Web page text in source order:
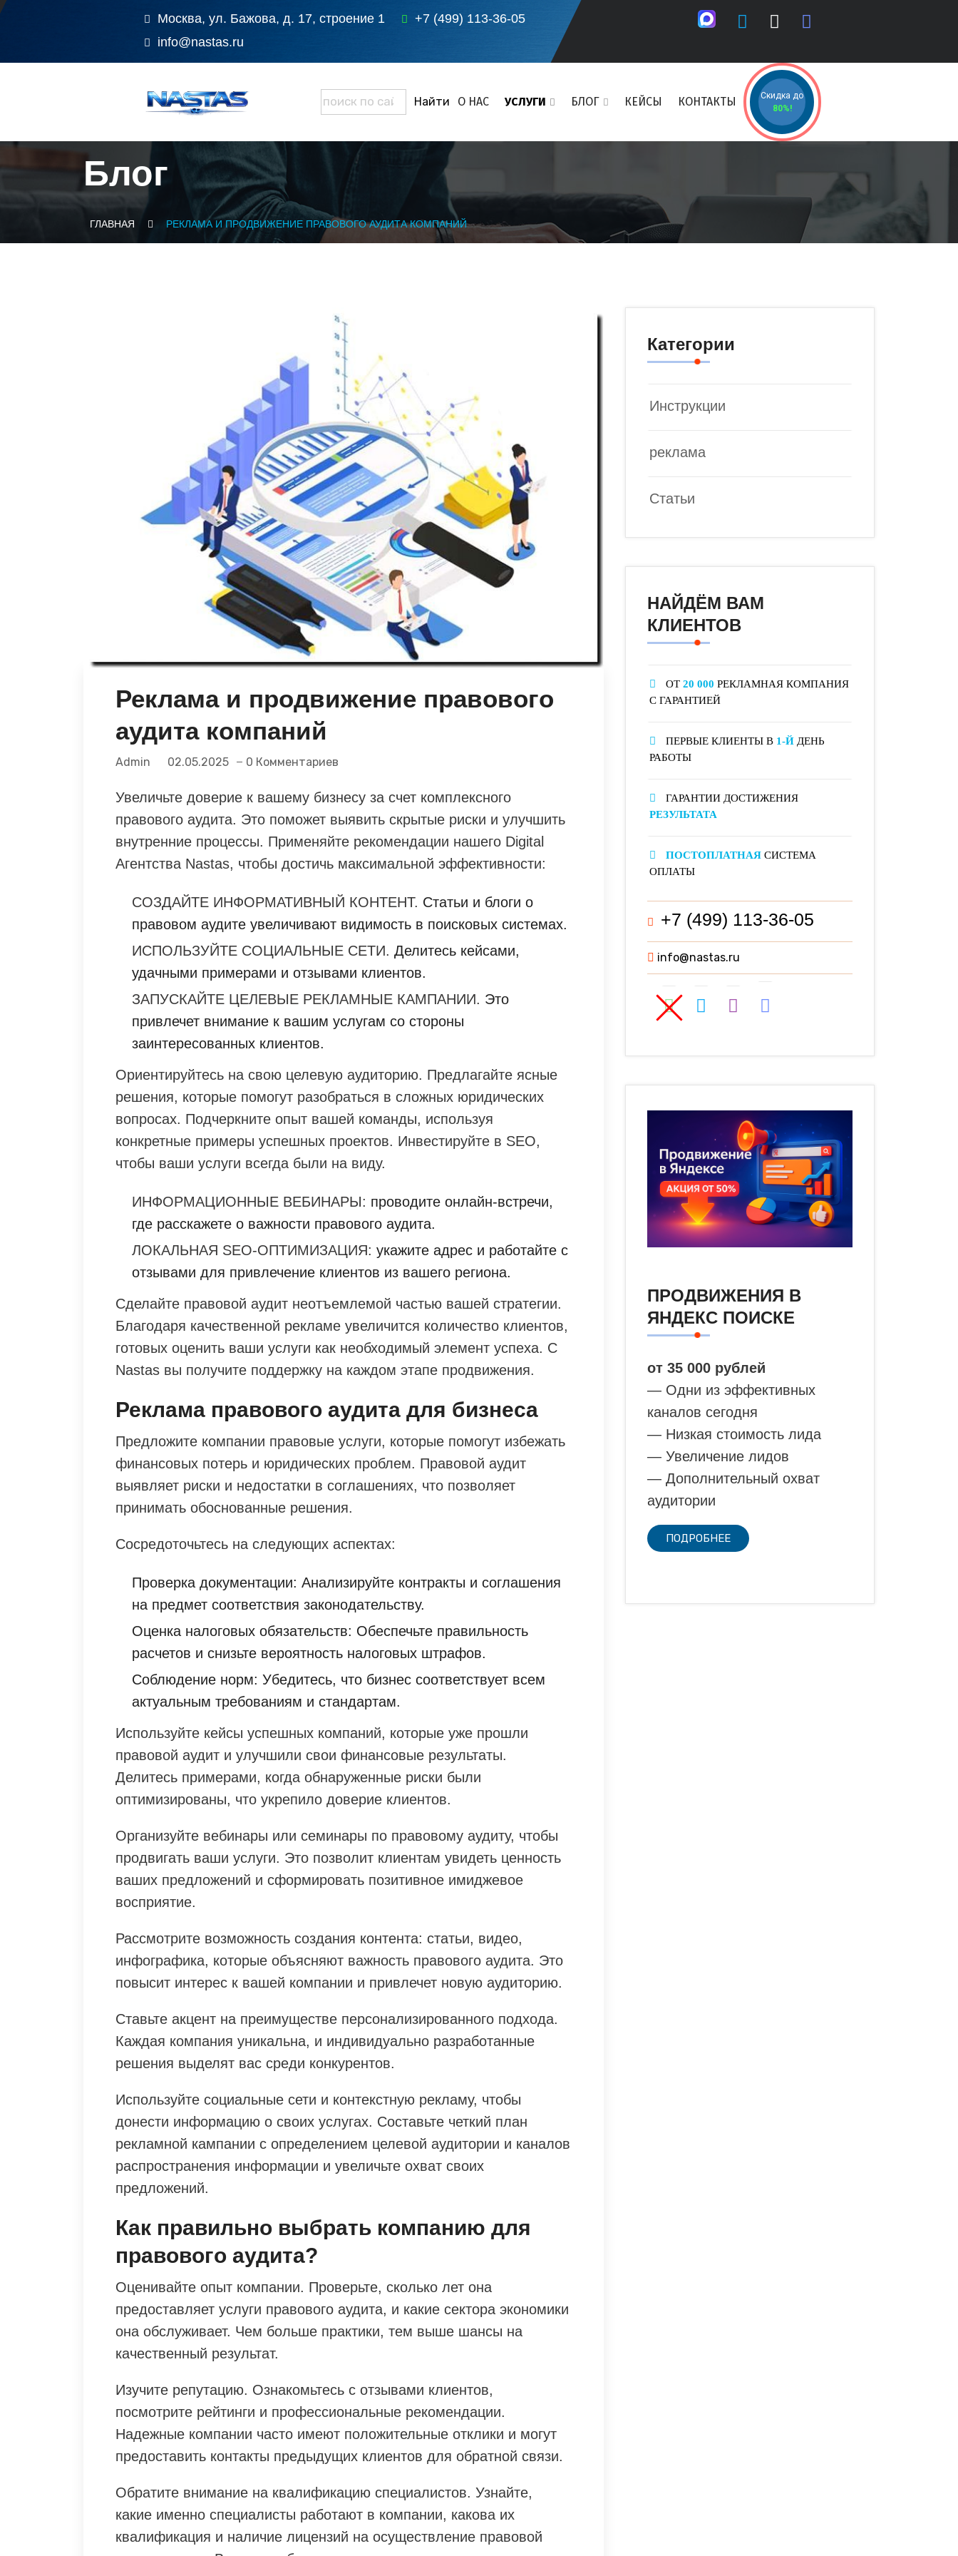
Москва, ул. Бажова, д. 17, строение 1
+7 (499) 113-36-05
info@nastas.ru
О НАС УСЛУГИ БЛОГ КЕЙСЫ КОНТАКТЫ
Скидка до
80%!
Блог
ГЛАВНАЯ РЕКЛАМА И ПРОДВИЖЕНИЕ ПРАВОВОГО АУДИТА КОМПАНИЙ
Реклама и продвижение правового
аудита компаний
Admin 02.05.2025 0 Комментариев
Увеличьте доверие к вашему бизнесу за счет комплексного
правового аудита. Это поможет выявить скрытые риски и улучшить
внутренние процессы. Применяйте рекомендации нашего Digital
Агентства Nastas, чтобы достичь максимальной эффективности:
СОЗДАЙТЕ ИНФОРМАТИВНЫЙ КОНТЕНТ. Статьи и блоги о
правовом аудите увеличивают видимость в поисковых системах.
ИСПОЛЬЗУЙТЕ СОЦИАЛЬНЫЕ СЕТИ. Делитесь кейсами,
удачными примерами и отзывами клиентов.
ЗАПУСКАЙТЕ ЦЕЛЕВЫЕ РЕКЛАМНЫЕ КАМПАНИИ. Это
привлечет внимание к вашим услугам со стороны
заинтересованных клиентов.
Ориентируйтесь на свою целевую аудиторию. Предлагайте ясные
решения, которые помогут разобраться в сложных юридических
вопросах. Подчеркните опыт вашей команды, используя
конкретные примеры успешных проектов. Инвестируйте в SEO,
чтобы ваши услуги всегда были на виду.
ИНФОРМАЦИОННЫЕ ВЕБИНАРЫ: проводите онлайн-встречи,
где расскажете о важности правового аудита.
ЛОКАЛЬНАЯ SEO-ОПТИМИЗАЦИЯ: укажите адрес и работайте с
отзывами для привлечение клиентов из вашего региона.
Сделайте правовой аудит неотъемлемой частью вашей стратегии.
Благодаря качественной рекламе увеличится количество клиентов,
готовых оценить ваши услуги как необходимый элемент успеха. С
Nastas вы получите поддержку на каждом этапе продвижения.
Реклама правового аудита для бизнеса
Предложите компании правовые услуги, которые помогут избежать
финансовых потерь и юридических проблем. Правовой аудит
выявляет риски и недостатки в соглашениях, что позволяет
принимать обоснованные решения.
Сосредоточьтесь на следующих аспектах:
Проверка документации: Анализируйте контракты и соглашения
на предмет соответствия законодательству.
Оценка налоговых обязательств: Обеспечьте правильность
расчетов и снизьте вероятность налоговых штрафов.
Соблюдение норм: Убедитесь, что бизнес соответствует всем
актуальным требованиям и стандартам.
Используйте кейсы успешных компаний, которые уже прошли
правовой аудит и улучшили свои финансовые результаты.
Делитесь примерами, когда обнаруженные риски были
оптимизированы, что укрепило доверие клиентов.
Организуйте вебинары или семинары по правовому аудиту, чтобы
продвигать ваши услуги. Это позволит клиентам увидеть ценность
ваших предложений и сформировать позитивное имиджевое
восприятие.
Рассмотрите возможность создания контента: статьи, видео,
инфографика, которые объясняют важность правового аудита. Это
повысит интерес к вашей компании и привлечет новую аудиторию.
Ставьте акцент на преимуществе персонализированного подхода.
Каждая компания уникальна, и индивидуально разработанные
решения выделят вас среди конкурентов.
Используйте социальные сети и контекстную рекламу, чтобы
донести информацию о своих услугах. Составьте четкий план
рекламной кампании с определением целевой аудитории и каналов
распространения информации и увеличьте охват своих
предложений.
Как правильно выбрать компанию для
правового аудита?
Оценивайте опыт компании. Проверьте, сколько лет она
предоставляет услуги правового аудита, и какие сектора экономики
она обслуживает. Чем больше практики, тем выше шансы на
качественный результат.
Изучите репутацию. Ознакомьтесь с отзывами клиентов,
посмотрите рейтинги и профессиональные рекомендации.
Надежные компании часто имеют положительные отклики и могут
предоставить контакты предыдущих клиентов для обратной связи.
Обратите внимание на квалификацию специалистов. Узнайте,
какие именно специалисты работают в компании, какова их
квалификация и наличие лицензий на осуществление правовой
Категории
Инструкции
реклама
Статьи
НАЙДЁМ ВАМ
КЛИЕНТОВ
ОТ 20 000 РЕКЛАМНАЯ КОМПАНИЯ
С ГАРАНТИЕЙ
ПЕРВЫЕ КЛИЕНТЫ В 1-Й ДЕНЬ
РАБОТЫ
ГАРАНТИИ ДОСТИЖЕНИЯ
РЕЗУЛЬТАТА
ПОСТОПЛАТНАЯ СИСТЕМА
ОПЛАТЫ
+7 (499) 113-36-05
info@nastas.ru
ПРОДВИЖЕНИЯ В
ЯНДЕКС ПОИСКЕ
от 35 000 рублей
— Одни из эффективных
каналов сегодня
— Низкая стоимость лида
— Увеличение лидов
— Дополнительный охват
аудитории
ПОДРОБНЕЕ